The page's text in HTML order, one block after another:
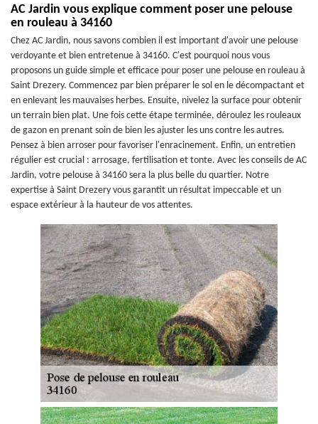
AC Jardin vous explique comment poser une pelouse
en rouleau à 34160
Chez AC Jardin, nous savons combien il est important d'avoir une pelouse
verdoyante et bien entretenue à 34160. C'est pourquoi nous vous
proposons un guide simple et efficace pour poser une pelouse en rouleau à
Saint Drezery. Commencez par bien préparer le sol en le décompactant et
en enlevant les mauvaises herbes. Ensuite, nivelez la surface pour obtenir
un terrain bien plat. Une fois cette étape terminée, déroulez les rouleaux
de gazon en prenant soin de bien les ajuster les uns contre les autres.
Pensez à bien arroser pour favoriser l'enracinement. Enfin, un entretien
régulier est crucial : arrosage, fertilisation et tonte. Avec les conseils de AC
Jardin, votre pelouse à 34160 sera la plus belle du quartier. Notre
expertise à Saint Drezery vous garantit un résultat impeccable et un
espace extérieur à la hauteur de vos attentes.